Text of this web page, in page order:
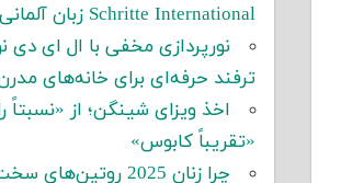
Schritte International زبان آلمانی
ترفند حرفه‌ای برای خانه‌های
اخذ ویزای شینگن؛ از «نسبتاً
«تقریباً کابوس»
چرا زنان 2025